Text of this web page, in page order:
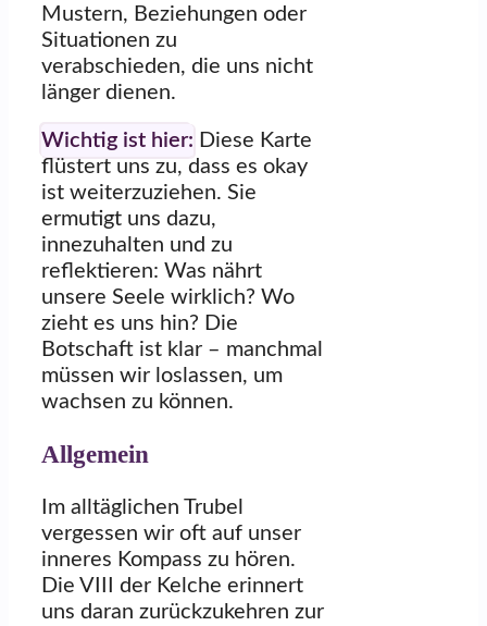
Mustern, Beziehungen oder
Situationen zu
verabschieden, die uns nicht
länger dienen.
Wichtig ist hier: Diese Karte
flüstert uns zu, dass es okay
ist weiterzuziehen. Sie
ermutigt uns dazu,
innezuhalten und zu
reflektieren: Was nährt
unsere Seele wirklich? Wo
zieht es uns hin? Die
Botschaft ist klar – manchmal
müssen wir loslassen, um
wachsen zu können.
Allgemein
Im alltäglichen Trubel
vergessen wir oft auf unser
inneres Kompass zu hören.
Die VIII der Kelche erinnert
uns daran zurückzukehren zur